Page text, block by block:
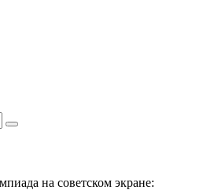
на советском экране: